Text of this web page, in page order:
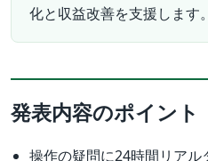
化と収益改善を支援します。
発表内容のポイント
操作の疑問に24時間リア